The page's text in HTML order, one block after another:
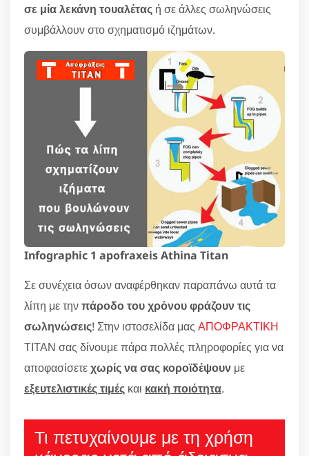
σε μία λεκάνη τουαλέτας ή σε άλλες σωληνώσεις
συμβάλλουν στο σχηματισμό ιζημάτων.
Infographic 1 apofraxeis Athina Titan
Σε συνέχεια όσων αναφέρθηκαν παραπάνω αυτά τα
λίπη με τηνπάροδο του χρόνου φράζουν τις
σωληνώσεις! Στην ιστοσελίδα μας ΑΠΟΦΡΑΚΤΙΚΗ
ΤΙΤΑΝ σας δίνουμε πάρα πολλές πληροφορίες για να
αποφασίσετεχωρίς να σας κοροϊδέψουν με
εξευτελιστικές τιμές και κακή ποιότητα.
Τι πετυχαίνουμε με τη χρήση